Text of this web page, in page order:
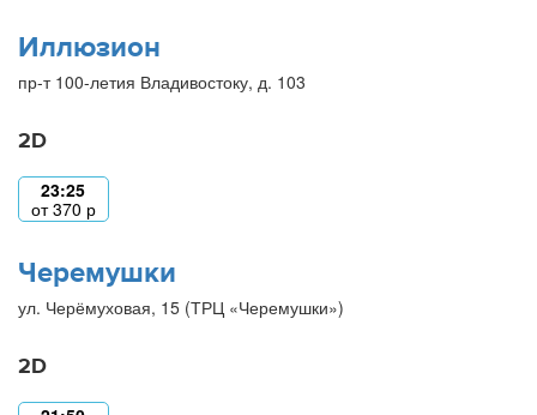
Иллюзион
пр-т 100-летия Владивостоку, д. 103
2D
23:25
от370 р
Черемушки
ул. Черёмуховая, 15 (ТРЦ «Черемушки»)
2D